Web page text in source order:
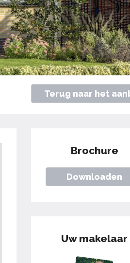
Terug naar het
Brochure
Downloaden
Uw makelaar